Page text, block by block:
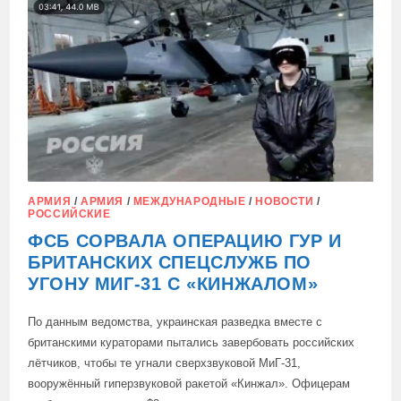
«МЫ
КУПИЛИ
УКРАИНУ
ДЛЯ
ВОЙНЫ
ПРОТИВ
РОССИИ»
АРМИЯ /АРМИЯ / МЕЖДУНАРОДНЫЕ /НОВОСТИ /
РОССИЙСКИЕ
ФСБ СОРВАЛА ОПЕРАЦИЮ ГУР И
БРИТАНСКИХ СПЕЦСЛУЖБ ПО
УГОНУ МИГ-31 С «КИНЖАЛОМ»
По данным ведомства, украинская разведка вместе с
британскими кураторами пытались завербовать российских
лётчиков, чтобы те угнали сверхзвуковой МиГ-31,
вооружённый гиперзвуковой ракетой «Кинжал». Офицерам